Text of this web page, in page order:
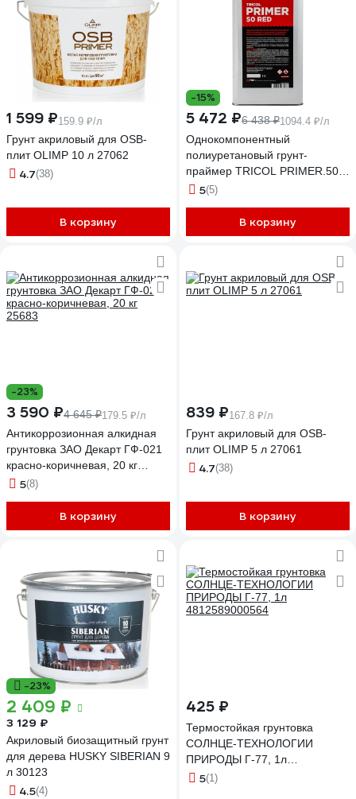
1 599 ₽159.9 ₽/л
Грунт акриловый для OSB-
плит OLIMP 10 л 27062
4.7(38)
В корзину
-15%
5 472 ₽6 438 ₽1094.4 ₽/л
Однокомпонентный
полиуретановый грунт-
праймер TRICOL PRIMER.50
RED 573
5(5)
В корзину
-23%
3 590 ₽4 645 ₽179.5 ₽/л
Антикоррозионная алкидная
грунтовка ЗАО Декарт ГФ-021
красно-коричневая, 20 кг
25683
5(8)
В корзину
839 ₽167.8 ₽/л
Грунт акриловый для OSB-
плит OLIMP 5 л 27061
4.7(38)
В корзину
-23%
2 409 ₽
3 129 ₽
Акриловый биозащитный грунт
для дерева HUSKY SIBERIAN 9
л 30123
4.5(4)
425 ₽
Термостойкая грунтовка
СОЛНЦЕ-ТЕХНОЛОГИИ
ПРИРОДЫ Г-77, 1л
4812589000564
5(1)